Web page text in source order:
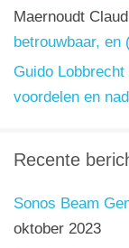
Maernoudt
betrouwbaar, en
Guido Lobbrecht
voordelen en
Recente
Sonos Beam
oktober 2023